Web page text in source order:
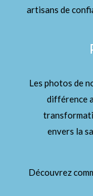
artisans de
Les photos de
différence
envers la
Découvrez